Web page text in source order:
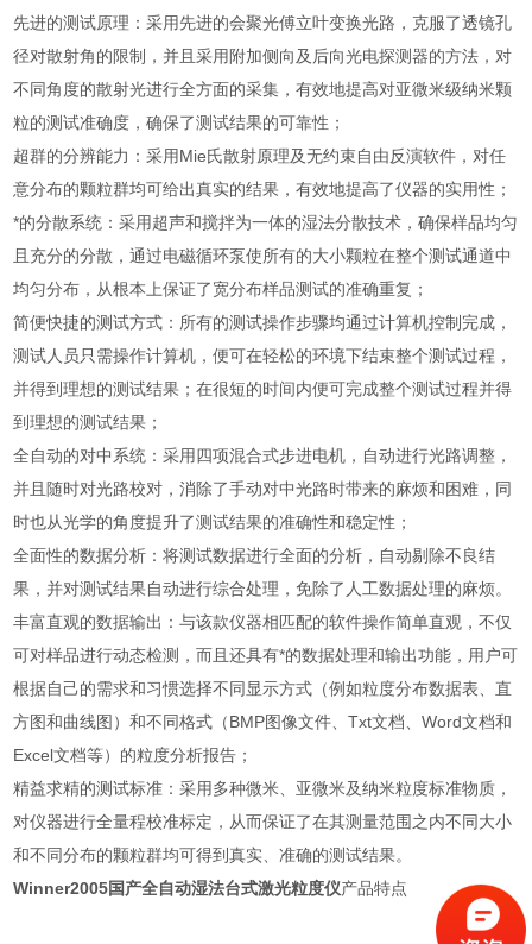
先进的测试原理：采用先进的会聚光傅立叶变换光路，克服了透镜孔
径对散射角的限制，并且采用附加侧向及后向光电探测器的方法，对
不同角度的散射光进行全方面的采集，有效地提高对亚微米级纳米颗
粒的测试准确度，确保了测试结果的可靠性；
超群的分辨能力：采用Mie氏散射原理及无约束自由反演软件，对任
意分布的颗粒群均可给出真实的结果，有效地提高了仪器的实用性；
*的分散系统：采用超声和搅拌为一体的湿法分散技术，确保样品均匀
且充分的分散，通过电磁循环泵使所有的大小颗粒在整个测试通道中
均匀分布，从根本上保证了宽分布样品测试的准确重复；
简便快捷的测试方式：所有的测试操作步骤均通过计算机控制完成，
测试人员只需操作计算机，便可在轻松的环境下结束整个测试过程，
并得到理想的测试结果；在很短的时间内便可完成整个测试过程并得
到理想的测试结果；
全自动的对中系统：采用四项混合式步进电机，自动进行光路调整，
并且随时对光路校对，消除了手动对中光路时带来的麻烦和困难，同
时也从光学的角度提升了测试结果的准确性和稳定性；
全面性的数据分析：将测试数据进行全面的分析，自动剔除不良结
果，并对测试结果自动进行综合处理，免除了人工数据处理的麻烦。
丰富直观的数据输出：与该款仪器相匹配的软件操作简单直观，不仅
可对样品进行动态检测，而且还具有*的数据处理和输出功能，用户可
根据自己的需求和习惯选择不同显示方式（例如粒度分布数据表、直
方图和曲线图）和不同格式（BMP图像文件、Txt文档、Word文档和
Excel文档等）的粒度分析报告；
精益求精的测试标准：采用多种微米、亚微米及纳米粒度标准物质，
对仪器进行全量程校准标定，从而保证了在其测量范围之内不同大小
和不同分布的颗粒群均可得到真实、准确的测试结果。
Winner2005国产全自动湿法台式激光粒度仪产品特点